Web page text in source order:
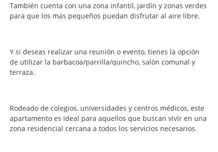
También cuenta con una zona infantil, jardín y zonas verdes
para que los más pequeños puedan disfrutar al aire libre.
Y si deseas realizar una reunión o evento, tienes la opción
de utilizar la barbacoa/parrilla/quincho, salón comunal y
terraza.
Rodeado de colegios, universidades y centros médicos, este
apartamento es ideal para aquellos que buscan vivir en una
zona residencial cercana a todos los servicios necesarios.